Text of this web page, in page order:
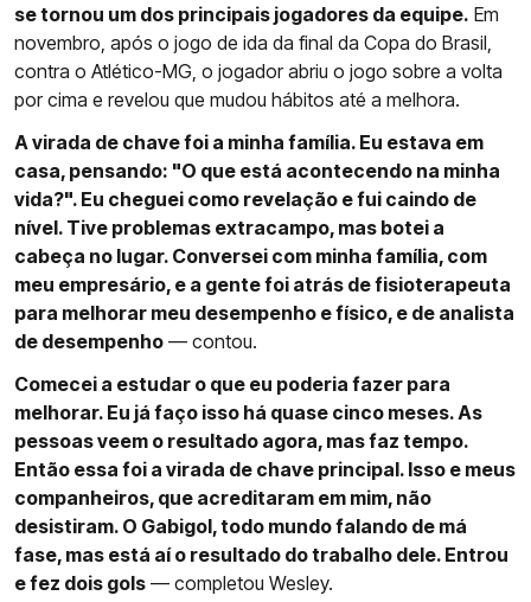
se tornou um dos principais jogadores da equipe. Em
novembro, após o jogo de ida da final da Copa do Brasil,
contra o Atlético-MG, o jogador abriu o jogo sobre a volta
por cima e revelou que mudou hábitos até a melhora.
A virada de chave foi a minha família. Eu estava em
casa, pensando: "O que está acontecendo na minha
vida?". Eu cheguei como revelação e fui caindo de
nível. Tive problemas extracampo, mas botei a
cabeça no lugar. Conversei com minha família, com
meu empresário, e a gente foi atrás de fisioterapeuta
para melhorar meu desempenho e físico, e de analista
de desempenho — contou.
Comecei a estudar o que eu poderia fazer para
melhorar. Eu já faço isso há quase cinco meses. As
pessoas veem o resultado agora, mas faz tempo.
Então essa foi a virada de chave principal. Isso e meus
companheiros, que acreditaram em mim, não
desistiram. O Gabigol, todo mundo falando de má
fase, mas está aí o resultado do trabalho dele. Entrou
e fez dois gols — completou Wesley.